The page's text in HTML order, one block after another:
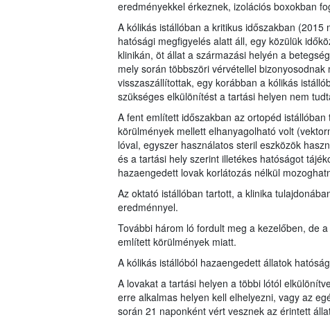
eredményekkel érkeznek, izolációs boxokban
A kólikás istállóban a kritikus időszakban
hatósági megfigyelés alatt áll, egy közülük
klinikán, öt állat a származási helyén a
mely során többszöri vérvétellel
visszaszállítottak, egy korábban a kólikás
szükséges elkülönítést a tartási helyen nem
A fent említett időszakban az ortopéd
körülmények mellett elhanyagolható volt
lóval, egyszer használatos steril eszközök
és a tartási hely szerint illetékes hatóságot
hazaengedett lovak korlátozás nélkül
Az oktató istállóban tartott, a klinika
eredménnyel.
További három ló fordult meg a kezelőben, de
említett körülmények miatt.
A kólikás istállóból hazaengedett állatok
A lovakat a tartási helyen a többi lótól
erre alkalmas helyen kell elhelyezni, vagy az
során 21 naponként vért vesznek az érintett